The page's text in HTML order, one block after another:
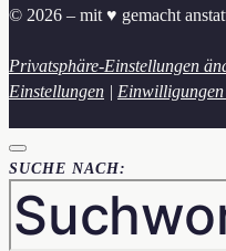
© 2026 – mit ♥︎ gemacht
Privatsphäre-Einstellungen
Einstellungen |
SUCHE NACH: